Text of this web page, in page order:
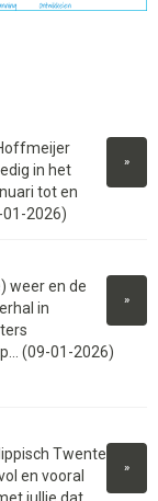
»
in het
tot en
2026)
»
weer en de
in
(09-01-2026)
»
Twente
en vooral